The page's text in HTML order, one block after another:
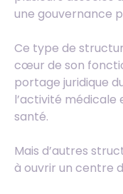
une gouvernance
Ce type de
cœur de son
portage juridique
l’activité médicale
santé.
Mais d’autres
à ouvrir un centre